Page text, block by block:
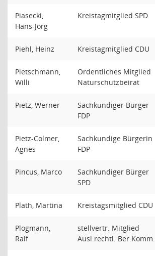
Piasecki,
Hans-Jörg
Kreistagmitglied SPD
Piehl, Heinz Kreistagmitglied CDU
Pietschmann,
Willi
Ordentliches Mitglied
Naturschutzbeirat
Pietz, Werner
Sachkundiger Bürger
FDP
Pietz-Colmer,
Agnes
Sachkundige Bürgerin
FDP
Pincus, Marco
Sachkundiger Bürger
SPD
Plath, Martina Kreistagsmitglied CDU
Plogmann,
Ralf
stellvertr. Mitglied
Ausl.rechtl. Ber.Komm.